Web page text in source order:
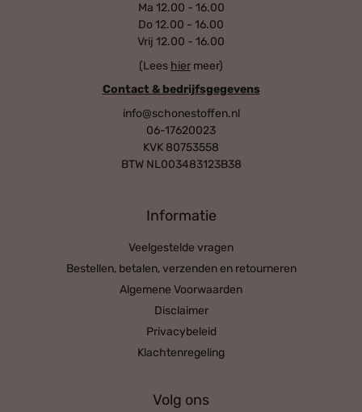
Ma 12.00 - 16.00
Do 12.00 - 16.00
Vrij 12.00 - 16.00
(Lees hier meer)
Contact & bedrijfsgegevens
info@schonestoffen.nl
06-17620023
KVK 80753558
BTW NL003483123B38
Informatie
Veelgestelde vragen
Bestellen, betalen, verzenden en retourneren
Algemene Voorwaarden
Disclaimer
Privacybeleid
Klachtenregeling
Volg ons